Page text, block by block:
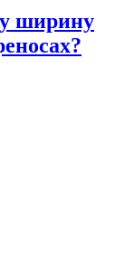
ширину